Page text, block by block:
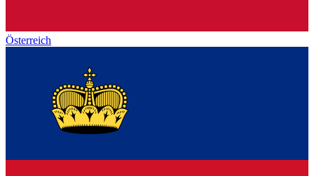
Österreich